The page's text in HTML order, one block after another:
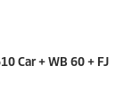
Car + WB 60 + FJ